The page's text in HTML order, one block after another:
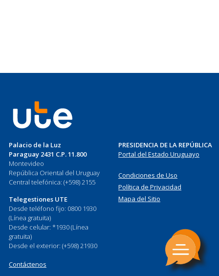
Palacio de la Luz
Paraguay 2431 C.P. 11.800
Montevideo
República Oriental del Uruguay
Central telefónica: (+598) 2155
Telegestiones UTE
Desde teléfono fijo: 0800 1930
(Línea gratuita)
Desde celular: *1930 (Línea
gratuita)
Desde el exterior: (+598) 21930
Contáctenos
PRESIDENCIA DE LA REPÚBLICA
Portal del Estado Uruguayo
Condiciones de Uso
Política de Privacidad
Mapa del Sitio